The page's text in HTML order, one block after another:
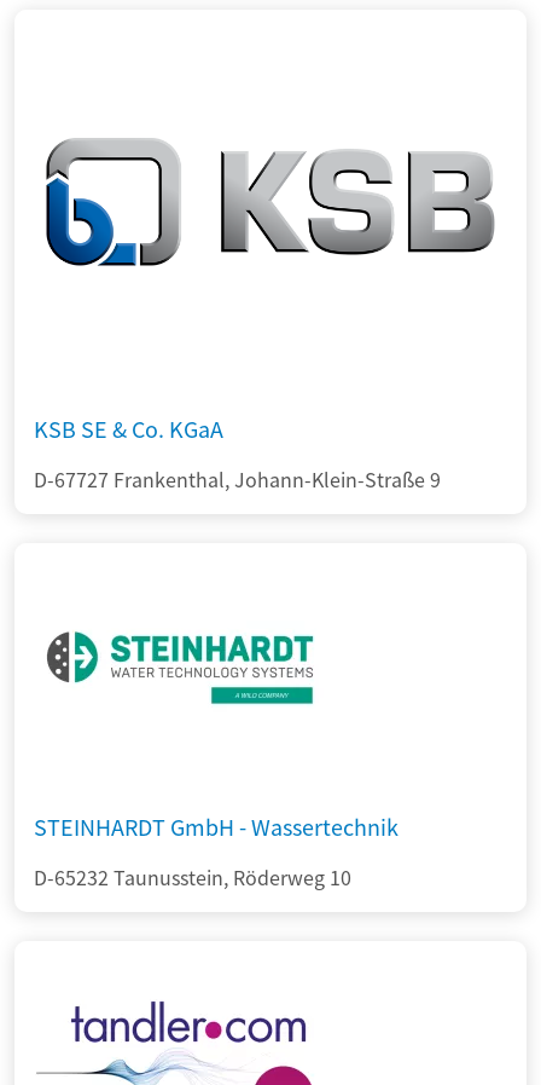
KSB SE & Co. KGaA
D-67727 Frankenthal, Johann-Klein-Straße 9
STEINHARDT GmbH - Wassertechnik
D-65232 Taunusstein, Röderweg 10